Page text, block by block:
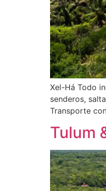
Xel-Há Todo
senderos,
Transporte
Tulum